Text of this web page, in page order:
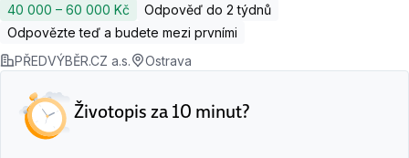
40 000 ‍–‍ 60 000 Kč
Odpověď do 2 týdnů
Odpovězte teď a budete mezi prvními
PŘEDVÝBĚR.CZ a.s.
Ostrava
Životopis za 10 minut?